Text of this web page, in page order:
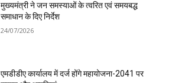
मुख्यमंत्री ने जन समस्याओं के त्वरित एवं समयबद्ध
समाधान के दिए निर्देश
24/07/2026
एमडीडीए कार्यालय में दर्ज होंगे महायोजना-2041 पर